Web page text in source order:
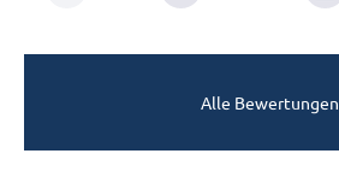
Alle Bewertungen